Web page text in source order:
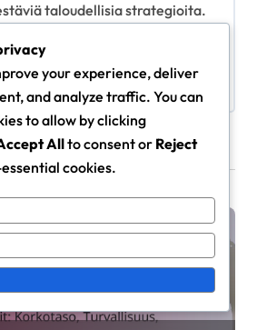
taloudellisia strategioita.
oikeilla työkaluilla ja
tiedolla.
your experience, deliver
and analyze traffic. You can
to allow by clicking
Allto consent or Reject
cookies.